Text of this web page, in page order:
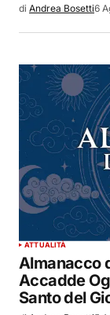
di Andrea Bosetti6
ATTUALITÀ
Almanacco
Accadde
Santo del